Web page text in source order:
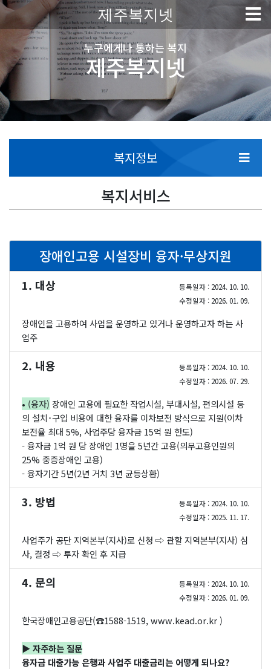
제주복지넷
누구에게나 통하는 복지
제주복지넷
복지정보
복지서비스
장애인고용 시설장비 융자·무상지원
1. 대상
등록일자 : 2024. 10. 10.
수정일자 : 2026. 01. 09.
장애인을 고용하여 사업을 운영하고 있거나 운영하고자 하는 사
업주
2. 내용
등록일자 : 2024. 10. 10.
수정일자 : 2026. 07. 29.
• (융자) 장애인 고용에 필요한 작업시설, 부대시설, 편의시설 등
의 설치･구입 비용에 대한 융자를 이차보전 방식으로 지원(이차
보전율 최대 5%, 사업주당 융자금 15억 원 한도)
- 융자금 1억 원 당 장애인 1명을 5년간 고용(의무고용인원의
25% 중증장애인 고용)
- 융자기간 5년(2년 거치 3년 균등상환)
3. 방법
등록일자 : 2024. 10. 10.
수정일자 : 2025. 11. 17.
사업주가 공단 지역본부(지사)로 신청 ⇨ 관할 지역본부(지사) 심
사, 결정 ⇨ 투자 확인 후 지급
4. 문의
등록일자 : 2024. 10. 10.
수정일자 : 2026. 01. 09.
한국장애인고용공단(☎1588-1519, www.kead.or.kr)
▶ 자주하는 질문
융자금 대출가능 은행과 사업주 대출금리는 어떻게 되나요?